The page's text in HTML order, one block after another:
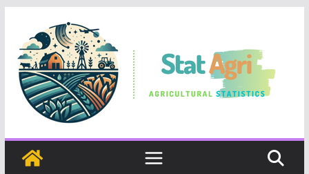
content